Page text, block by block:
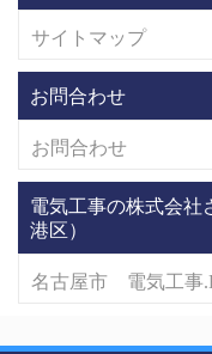
サイトマップ
お問合わせ
お問合わせ
電気工事の株式会社
港区）
名古屋市 電気工事